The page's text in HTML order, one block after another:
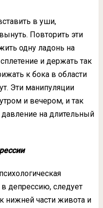
в уши,
Повторить эти
одну ладонь на
и держать так
к бока в области
Эти манипуляции
и вечером, и так
на длительный
в депрессию, следует
нижней части живота и